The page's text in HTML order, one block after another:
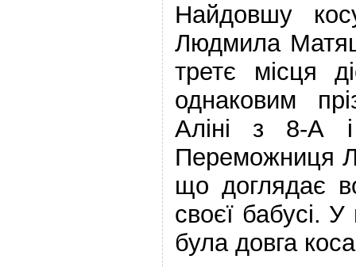
Найдовшу
Людмила
третє місця
однаковим
Аліні з 8-А
Переможниця
що доглядає
своєї бабусі.
була довга